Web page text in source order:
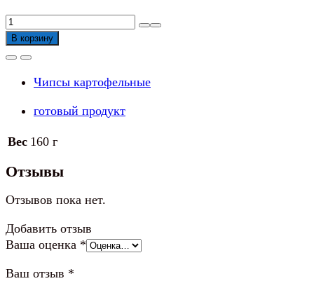
Количество
товара
Чипсы
Молодой
лук
В корзину
Чипсы картофельные
готовый продукт
Вес 160 г
Отзывы
Отзывов пока нет.
Добавить отзыв
Ваша оценка *
Ваш отзыв *